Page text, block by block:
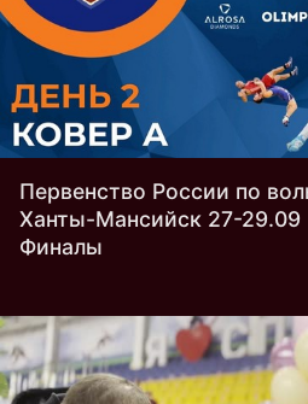
Первенство России по
Ханты-Мансийск 27-29.09
Финалы